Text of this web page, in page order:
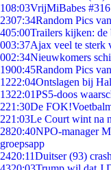
108:03VrijMiBabes
2307:34Random Pics
405:00Trailers kijken: de
003:37Ajax veel te sterk
002:34Nieuwkomers
1900:45Random Pics
1222:04Ontslagen bij
1322:01PS5-doos
221:30De
221:03Le Court wint na
2820:40NPO-manager
groepsapp
2420:11Duitser (93)